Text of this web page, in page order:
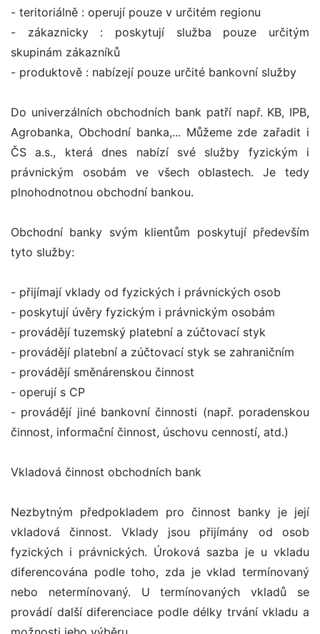
- teritoriálně : operují pouze v určitém regionu
- zákaznicky : poskytují služba pouze určitým
skupinám zákazníků
- produktově : nabízejí pouze určité bankovní služby
Do univerzálních obchodních bank patří např. KB, IPB,
Agrobanka, Obchodní banka,... Můžeme zde zařadit i
ČS a.s., která dnes nabízí své služby fyzickým i
právnickým osobám ve všech oblastech. Je tedy
plnohodnotnou obchodní bankou.
Obchodní banky svým klientům poskytují především
tyto služby:
- přijímají vklady od fyzických i právnických osob
- poskytují úvěry fyzickým i právnickým osobám
- provádějí tuzemský platební a zúčtovací styk
- provádějí platební a zúčtovací styk se zahraničním
- provádějí směnárenskou činnost
- operují s CP
- provádějí jiné bankovní činnosti (např. poradenskou
činnost, informační činnost, úschovu cenností, atd.)
Vkladová činnost obchodních bank
Nezbytným předpokladem pro činnost banky je její
vkladová činnost. Vklady jsou přijímány od osob
fyzických i právnických. Úroková sazba je u vkladu
diferencována podle toho, zda je vklad termínovaný
nebo netermínovaný. U termínovaných vkladů se
provádí další diferenciace podle délky trvání vkladu a